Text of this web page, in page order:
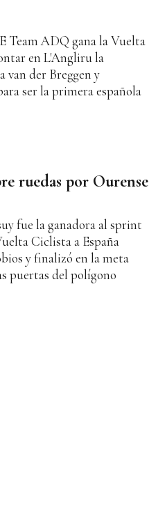
Team ADQ gana la Vuelta
en L'Angliru la
van der Breggen y
ser la primera española
ruedas por Ourense
fue la ganadora al sprint
Ciclista a España
y finalizó en la meta
puertas del polígono